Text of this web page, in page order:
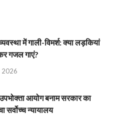
में गाली-विमर्श: क्या लड़कियां
गजल गाएं?
2026
आयोग बनाम सरकार का
सर्वोच्च न्यायालय